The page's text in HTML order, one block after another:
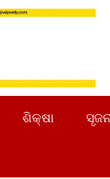
ଶିକ୍ଷା